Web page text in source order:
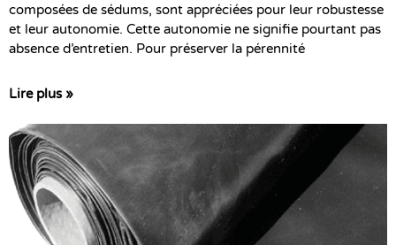
composées de sédums, sont appréciées pour leur robustesse
et leur autonomie. Cette autonomie ne signifie pourtant pas
absence d’entretien. Pour préserver la pérennité
Lire plus »